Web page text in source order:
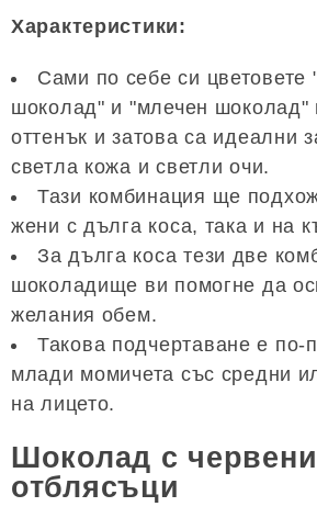
Характеристики:
Сами по себе си цветовете
шоколад" и "млечен шоколад"
оттенък и затова са идеални
светла кожа и светли очи.
Тази комбинация ще
жени с дълга коса, така и на
За дълга коса тези две
шоколадище ви помогне да
желания обем.
Такова подчертаване е по-
млади момичета със средни
на лицето.
Шоколад с червени
отблясъци